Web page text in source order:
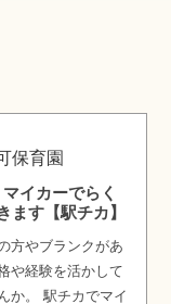
保育園
マイカーでらく
ます【駅チカ】
方やブランクがあ
や経験を活かして
か。 駅チカでマイ